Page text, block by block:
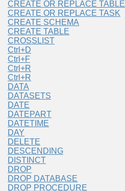
CREATE OR REPLACE TABLE
CREATE OR REPLACE TASK
CREATE SCHEMA
CREATE TABLE
CROSSLIST
Ctrl+D
Ctrl+F
Ctrl+R
Ctrl+R
DATA
DATASETS
DATE
DATEPART
DATETIME
DAY
DELETE
DESCENDING
DISTINCT
DROP
DROP DATABASE
DROP PROCEDURE